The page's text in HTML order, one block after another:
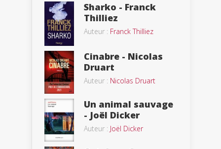
Sharko - Franck
Thilliez
Auteur : Franck Thilliez
Cinabre - Nicolas
Druart
Auteur : Nicolas Druart
Un animal sauvage
- Joël Dicker
Auteur : Joël Dicker